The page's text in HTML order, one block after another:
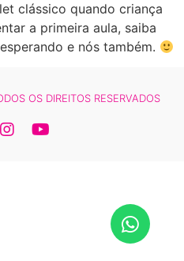
clássico quando criança
a primeira aula, saiba
e nós também.
OS DIREITOS RESERVADOS